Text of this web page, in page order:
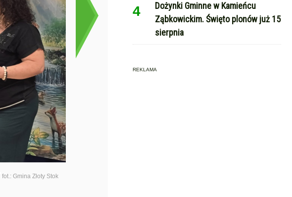
fot.: Gmina Złoty Stok
4
Dożynki Gminne w Kamieńcu
Ząbkowickim. Święto plonów już 15
sierpnia
REKLAMA